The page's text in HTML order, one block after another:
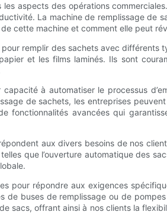
aspects des opérations
La machine de remplissage de
cette machine et comment elle peut
remplir des sachets avec
et les films laminés. Ils sont
à automatiser le processus
de sachets, les entreprises
fonctionnalités avancées qui
aux divers besoins de nos
que l’ouverture automatique des
pour répondre aux exigences
buses de remplissage ou de
sacs, offrant ainsi à nos clients la